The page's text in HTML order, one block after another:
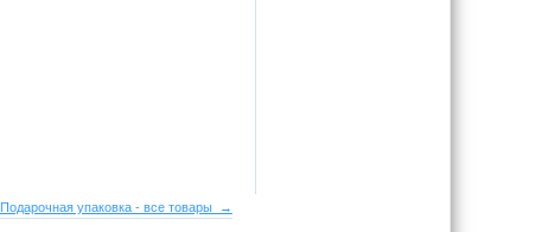
Подарочная упаковка - все товары →